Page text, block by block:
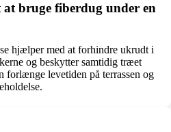
bruge fiberdug under en
hjælper med at forhindre ukrudt i
og beskytter samtidig træet
forlænge levetiden på terrassen og